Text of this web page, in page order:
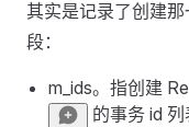
其实是记录了创建
段：
m_ids。指创建
的事务 id 列